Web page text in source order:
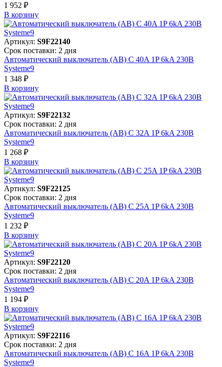
1 952 ₽
В корзинy
Артикул: S9F22140
Срок поставки: 2 дня
Автоматический выключатель (АВ) C 40A 1P 6kA 230В
Systeme9
1 348 ₽
В корзинy
Артикул: S9F22132
Срок поставки: 2 дня
Автоматический выключатель (АВ) C 32A 1P 6kA 230В
Systeme9
1 268 ₽
В корзинy
Артикул: S9F22125
Срок поставки: 2 дня
Автоматический выключатель (АВ) C 25A 1P 6kA 230В
Systeme9
1 232 ₽
В корзинy
Артикул: S9F22120
Срок поставки: 2 дня
Автоматический выключатель (АВ) C 20A 1P 6kA 230В
Systeme9
1 194 ₽
В корзинy
Артикул: S9F22116
Срок поставки: 2 дня
Автоматический выключатель (АВ) C 16A 1P 6kA 230В
Systeme9